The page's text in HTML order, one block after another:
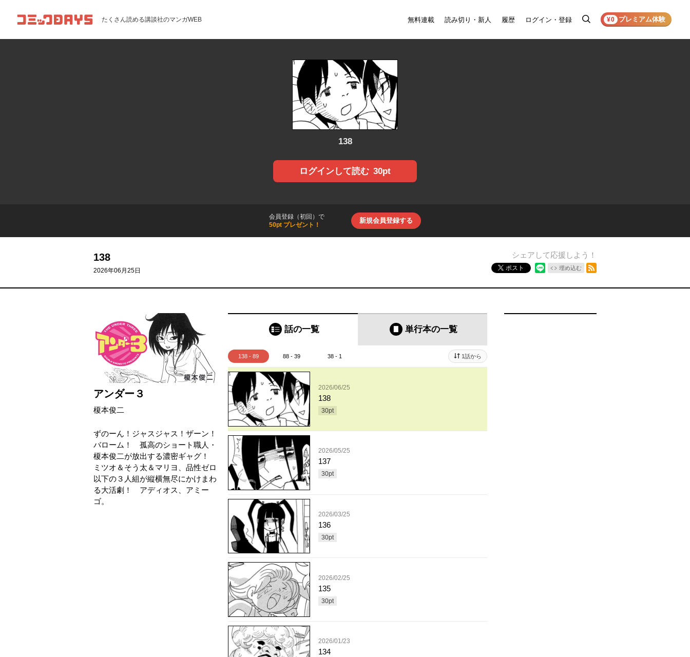
コミックDAYS たくさん読める講談社のマンガWEB 無料連載 読み切り・新人 履歴 ログイン・登録
検
¥0 プレミアム体験
138
ログインして読む 30pt
会員登録（初回）で
50pt プレゼント！
新規会員登録する
138
2026年06月25日
シェアして応援しよう！
ポスト 埋め込む
アンダー３
榎本俊二
ずのーん！ジャスジャス！ザーン！
バローム！ 孤高のショート職人・
榎本俊二が放出する濃密ギャグ！
ミツオ＆そう太＆マリヨ、品性ゼロ
以下の３人組が縦横無尽にかけまわ
る大活劇！ アディオス、アミー
ゴ。
話の一覧 単行本の一覧
138 - 89 88 - 39 38 - 1 1話から
2026/06/25
138
30pt
2026/05/25
137
30pt
2026/03/25
136
30pt
2026/02/25
135
30pt
2026/01/23
134